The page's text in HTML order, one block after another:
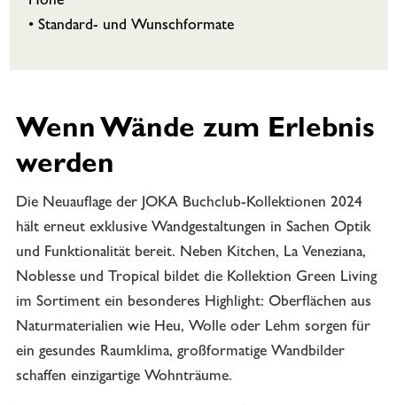
• Standard- und Wunschformate
Wenn Wände zum Erlebnis
werden
Die Neuauflage der JOKA Buchclub-Kollektionen 2024
hält erneut exklusive Wandgestaltungen in Sachen Optik
und Funktionalität bereit. Neben Kitchen, La Veneziana,
Noblesse und Tropical bildet die Kollektion Green Living
im Sortiment ein besonderes Highlight: Oberflächen aus
Naturmaterialien wie Heu, Wolle oder Lehm sorgen für
ein gesundes Raumklima, großformatige Wandbilder
schaffen einzigartige Wohnträume.